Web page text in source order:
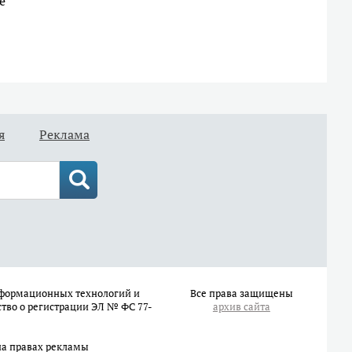
Реклама
технологий и
о регистрации ЭЛ № ФС 77-
правах рекламы
Все права защищены
архив сайта